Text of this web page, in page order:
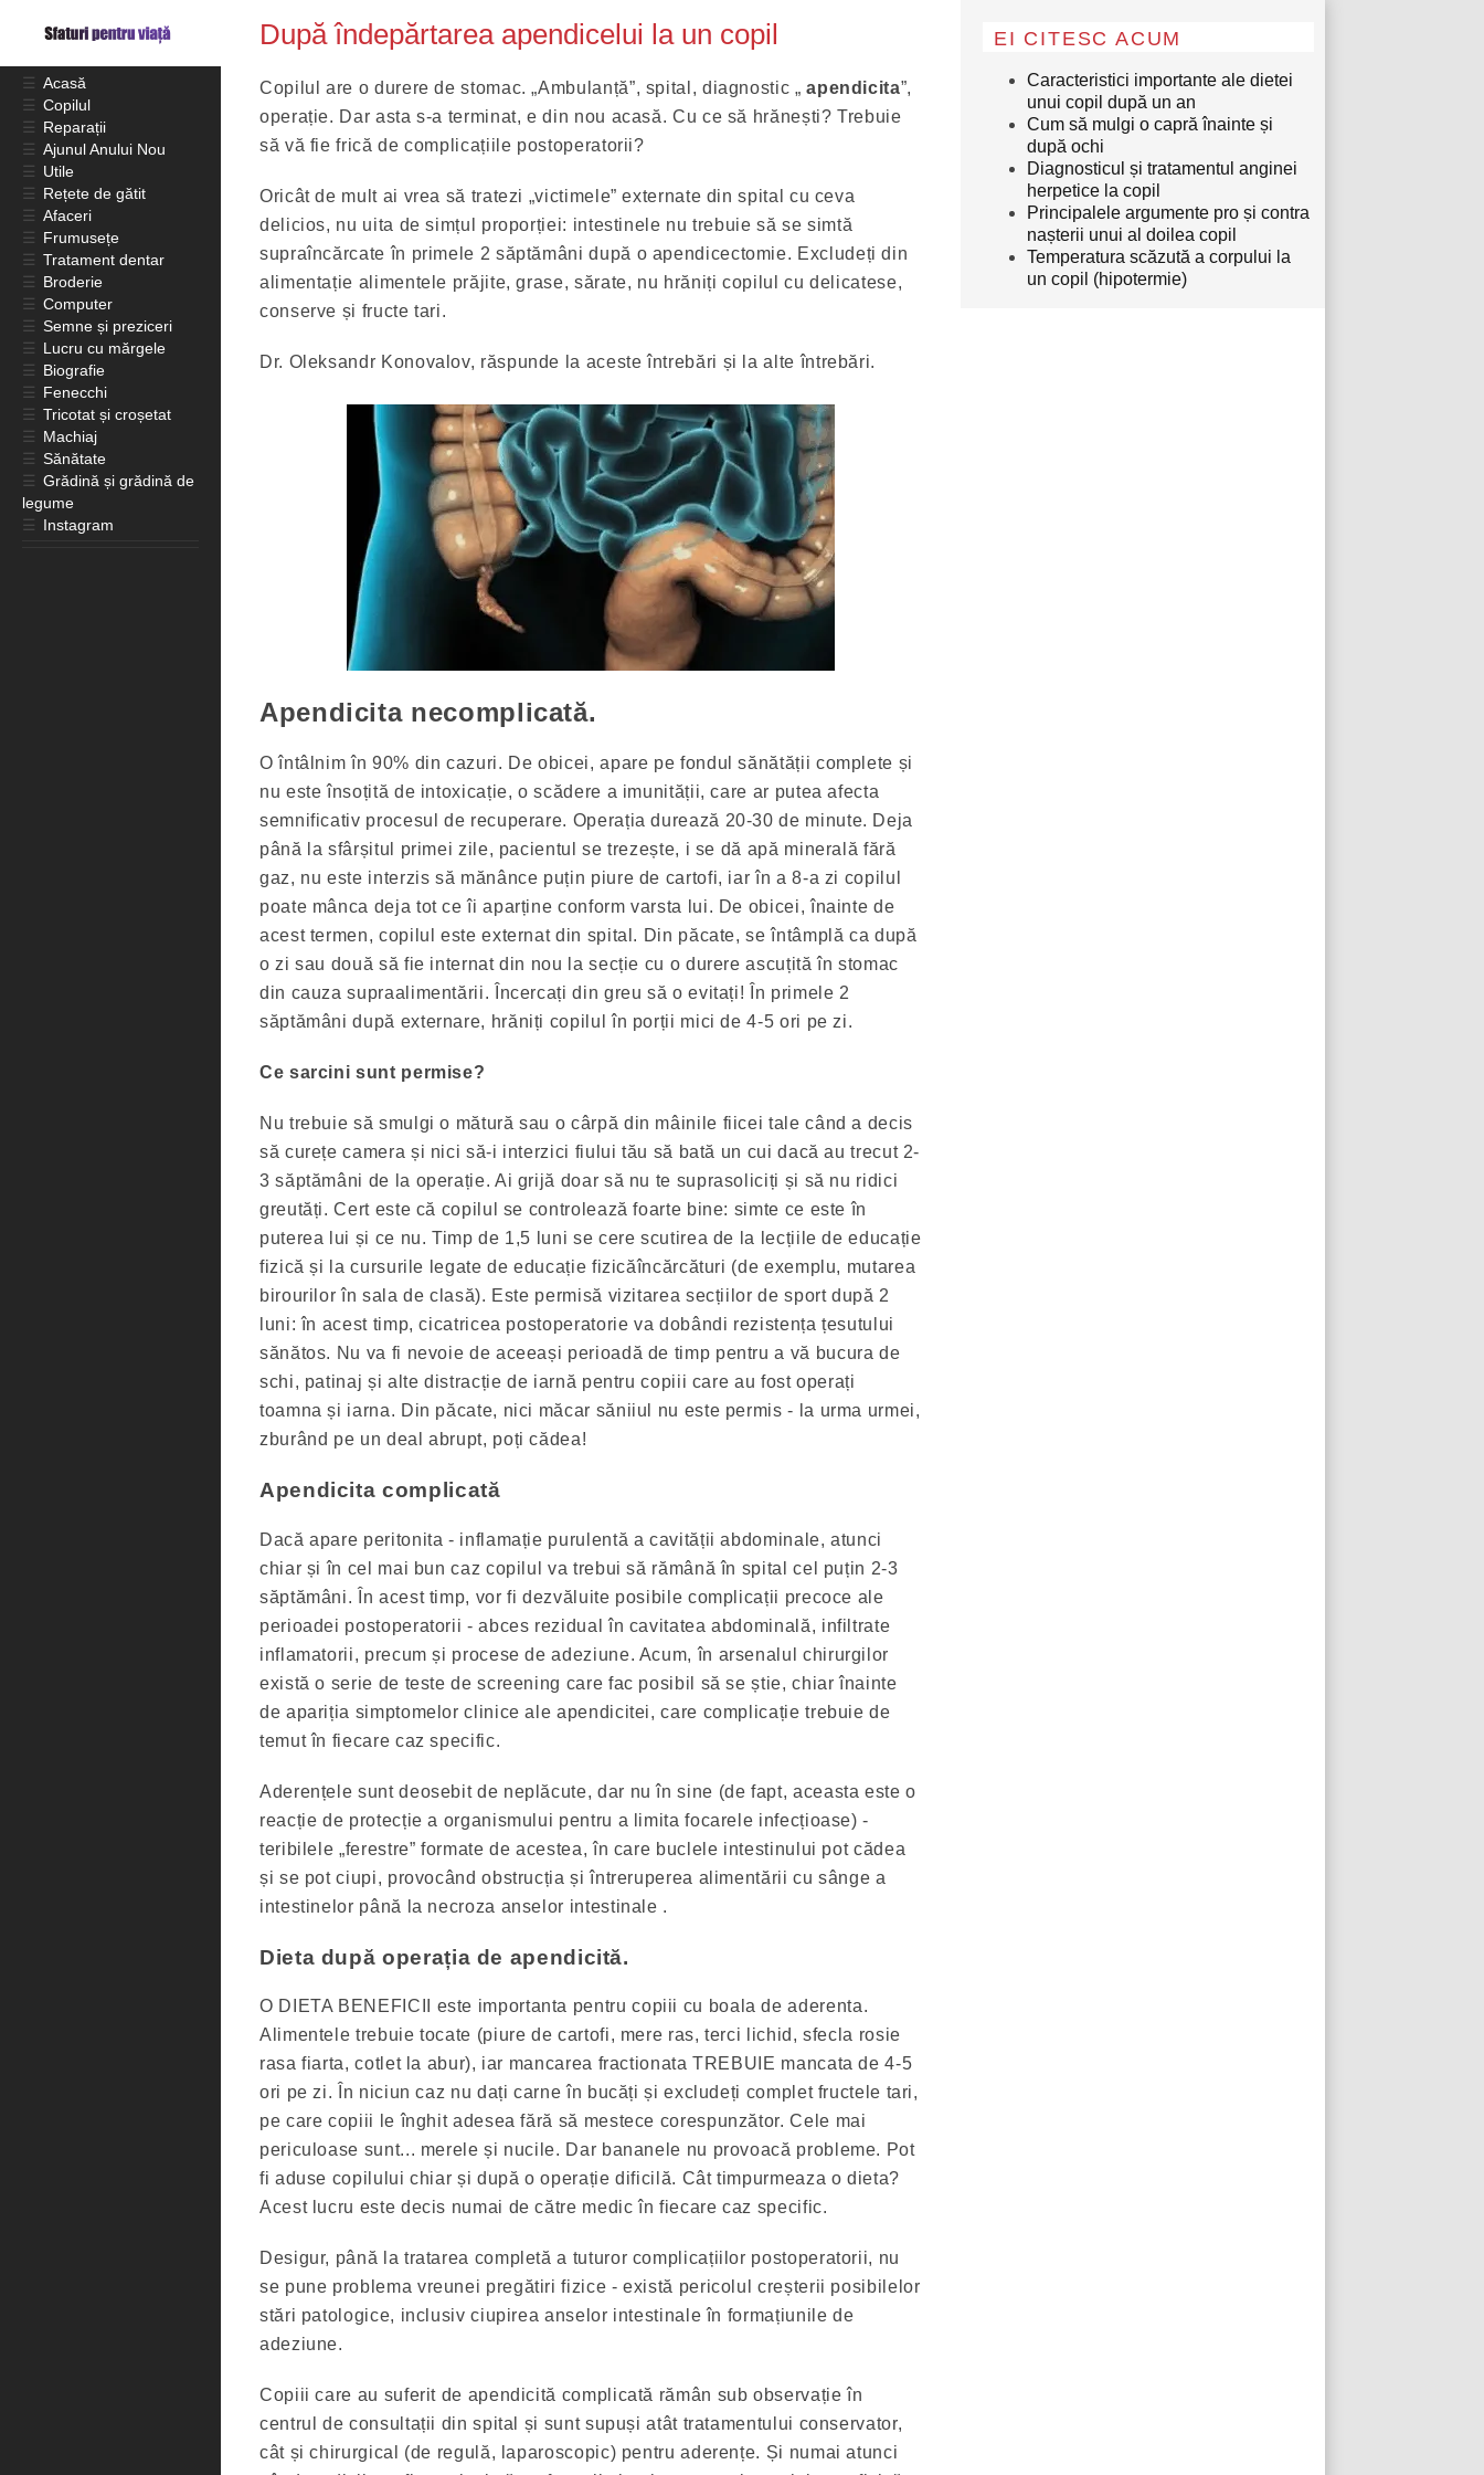
După îndepărtarea apendicelui la un copil
Copilul are o durere de stomac. „Ambulanță”, spital, diagnostic „apendicita”,
operație. Dar asta s-a terminat, e din nou acasă. Cu ce ​​să hrănești? Trebuie
să vă fie frică de complicațiile postoperatorii?
Oricât de mult ai vrea să tratezi „victimele” externate din spital cu ceva
delicios, nu uita de simțul proporției: intestinele nu trebuie să se simtă
supraîncărcate în primele 2 săptămâni după o apendicectomie. Excludeți din
alimentație alimentele prăjite, grase, sărate, nu hrăniți copilul cu delicatese,
conserve și fructe tari.
Dr. Oleksandr Konovalov, răspunde la aceste întrebări și la alte întrebări.
Apendicita necomplicată.
O întâlnim în 90% din cazuri. De obicei, apare pe fondul sănătății complete și
nu este însoțită de intoxicație, o scădere a imunității, care ar putea afecta
semnificativ procesul de recuperare. Operația durează 20-30 de minute. Deja
până la sfârșitul primei zile, pacientul se trezește, i se dă apă minerală fără
gaz, nu este interzis să mănânce puțin piure de cartofi, iar în a 8-a zi copilul
poate mânca deja tot ce îi aparține conform varsta lui. De obicei, înainte de
acest termen, copilul este externat din spital. Din păcate, se întâmplă ca după
o zi sau două să fie internat din nou la secție cu o durere ascuțită în stomac
din cauza supraalimentării. Încercați din greu să o evitați! În primele 2
săptămâni după externare, hrăniți copilul în porții mici de 4-5 ori pe zi.
Ce sarcini sunt permise?
Nu trebuie să smulgi o mătură sau o cârpă din mâinile fiicei tale când a decis
să curețe camera și nici să-i interzici fiului tău să bată un cui dacă au trecut 2-
3 săptămâni de la operație. Ai grijă doar să nu te suprasoliciți și să nu ridici
greutăți. Cert este că copilul se controlează foarte bine: simte ce este în
puterea lui și ce nu. Timp de 1,5 luni se cere scutirea de la lecțiile de educație
fizică și la cursurile legate de educație fizicăîncărcături (de exemplu, mutarea
birourilor în sala de clasă). Este permisă vizitarea secțiilor de sport după 2
luni: în acest timp, cicatricea postoperatorie va dobândi rezistența țesutului
sănătos. Nu va fi nevoie de aceeași perioadă de timp pentru a vă bucura de
schi, patinaj și alte distracție de iarnă pentru copiii care au fost operați
toamna și iarna. Din păcate, nici măcar săniiul nu este permis - la urma urmei,
zburând pe un deal abrupt, poți cădea!
Apendicita complicată
Dacă apare peritonita - inflamație purulentă a cavității abdominale, atunci
chiar și în cel mai bun caz copilul va trebui să rămână în spital cel puțin 2-3
săptămâni. În acest timp, vor fi dezvăluite posibile complicații precoce ale
perioadei postoperatorii - abces rezidual în cavitatea abdominală, infiltrate
inflamatorii, precum și procese de adeziune. Acum, în arsenalul chirurgilor
există o serie de teste de screening care fac posibil să se știe, chiar înainte
de apariția simptomelor clinice ale apendicitei, care complicație trebuie de
temut în fiecare caz specific.
Aderențele sunt deosebit de neplăcute, dar nu în sine (de fapt, aceasta este o
reacție de protecție a organismului pentru a limita focarele infecțioase) -
teribilele „ferestre” formate de acestea, în care buclele intestinului pot cădea
și se pot ciupi, provocând obstrucția și întreruperea alimentării cu sânge a
intestinelor până la necroza anselor intestinale .
Dieta după operația de apendicită.
O DIETA BENEFICII este importanta pentru copiii cu boala de aderenta.
Alimentele trebuie tocate (piure de cartofi, mere ras, terci lichid, sfecla rosie
rasa fiarta, cotlet la abur), iar mancarea fractionata TREBUIE mancata de 4-5
ori pe zi. În niciun caz nu dați carne în bucăți și excludeți complet fructele tari,
pe care copiii le înghit adesea fără să mestece corespunzător. Cele mai
periculoase sunt... merele și nucile. Dar bananele nu provoacă probleme. Pot
fi aduse copilului chiar și după o operație dificilă. Cât timpurmeaza o dieta?
Acest lucru este decis numai de către medic în fiecare caz specific.
Desigur, până la tratarea completă a tuturor complicațiilor postoperatorii, nu
se pune problema vreunei pregătiri fizice - există pericolul creșterii posibilelor
stări patologice, inclusiv ciupirea anselor intestinale în formațiunile de
adeziune.
Copiii care au suferit de apendicită complicată rămân sub observație în
centrul de consultații din spital și sunt supuși atât tratamentului conservator,
cât și chirurgical (de regulă, laparoscopic) pentru aderențe. Și numai atunci
EI CITESC ACUM
Caracteristici importante ale dietei
unui copil după un an
Cum să mulgi o capră înainte și
după ochi
Diagnosticul și tratamentul anginei
herpetice la copil
Principalele argumente pro și contra
nașterii unui al doilea copil
Temperatura scăzută a corpului la
un copil (hipotermie)
☰ Acasă
☰ Copilul
☰ Reparații
☰ Ajunul Anului Nou
☰ Utile
☰ Rețete de gătit
☰ Afaceri
☰ Frumusețe
☰ Tratament dentar
☰ Broderie
☰ Computer
☰ Semne și preziceri
☰ Lucru cu mărgele
☰ Biografie
☰ Fenecchi
☰ Tricotat și croșetat
☰ Machiaj
☰ Sănătate
☰ Grădină și grădină de
legume
☰ Instagram